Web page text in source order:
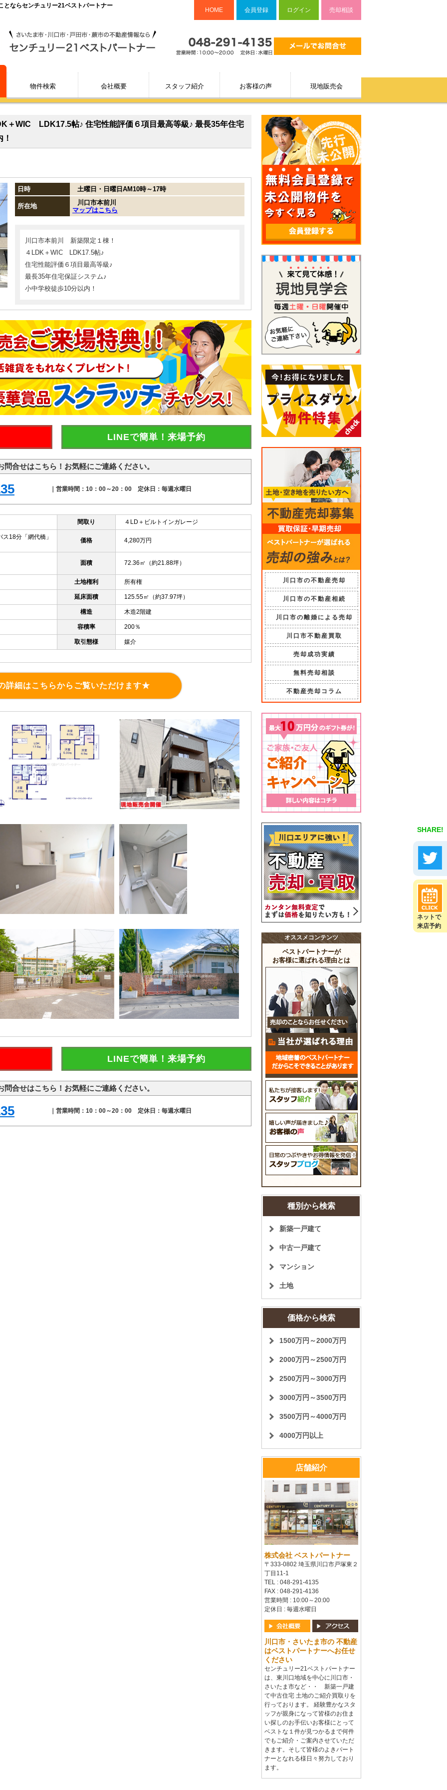
ならセンチュリー21ベストパートナー
HOME 会員登録 ログイン 売却相談
物件検索 会社概要 スタッフ紹介 お客様の声 現地販売会
SHARE!
ネットで
来店予約
＋WIC LDK17.5帖♪ 住宅性能評価６項目最高等級♪ 最長35年住宅
日時 土曜日・日曜日AM10時～17時
所在地
川口市本前川
マップはこちら
川口市本前川 新築限定１棟！
４LDK＋WIC LDK17.5帖♪
住宅性能評価６項目最高等級♪
最長35年住宅保証システム♪
小中学校徒歩10分以内！
LINEで簡単！来場予約
問合せはこちら！お気軽にご連絡ください。
｜営業時間：10：00～20：00 定休日：毎週水曜日
間取り ４LD＋ビルトインガレージ
18分「網代橋」 価格 4,280万円
面積 72.36㎡（約21.88坪）
土地権利 所有権
延床面積 125.55㎡（約37.97坪）
構造 木造2階建
容積率 200％
取引態様 媒介
詳細はこちらからご覧いただけます★
LINEで簡単！来場予約
問合せはこちら！お気軽にご連絡ください。
｜営業時間：10：00～20：00 定休日：毎週水曜日
川口市の不動産売却
川口市の不動産相続
川口市の離婚による売却
川口市不動産買取
売却成功実績
無料売却相談
不動産売却コラム
オススメコンテンツ
ベストパートナーが
お客様に選ばれる理由とは
種別から検索
新築一戸建て
中古一戸建て
マンション
土地
価格から検索
1500万円～2000万円
2000万円～2500万円
2500万円～3000万円
3000万円～3500万円
3500万円～4000万円
4000万円以上
店舗紹介
株式会社 ベストパートナー
〒333-0802 埼玉県川口市戸塚東２
丁目11-1
TEL : 048-291-4135
FAX : 048-291-4136
営業時間 : 10:00～20:00
定休日 : 毎週水曜日
川口市・さいたま市の 不動産
はベストパートナーへお任せ
ください
センチュリー21ベストパートナー
は、東川口地域を中心に川口市・
さいたま市など・・ 新築一戸建
て中古住宅 土地のご紹介買取りを
行っております。 経験豊かなスタ
ッフが親身になって皆様のお住ま
い探しのお手伝いお客様にとって
ベストな１件が見つかるまで何件
でもご紹介・ご案内させていただ
きます。そして皆様のよきパート
ナーとなれる様日々努力しており
ます。